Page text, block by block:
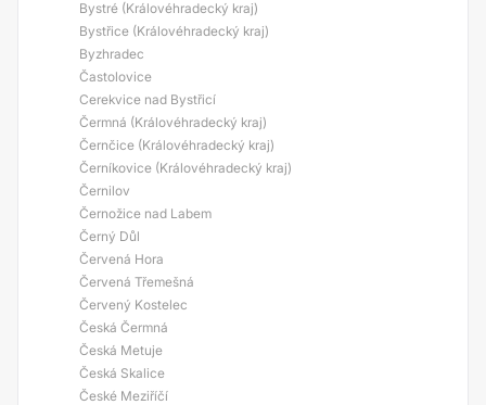
Bystré (Královéhradecký kraj)
Bystřice (Královéhradecký kraj)
Byzhradec
Častolovice
Cerekvice nad Bystřicí
Čermná (Královéhradecký kraj)
Černčice (Královéhradecký kraj)
Černíkovice (Královéhradecký kraj)
Černilov
Černožice nad Labem
Černý Důl
Červená Hora
Červená Třemešná
Červený Kostelec
Česká Čermná
Česká Metuje
Česká Skalice
České Meziříčí